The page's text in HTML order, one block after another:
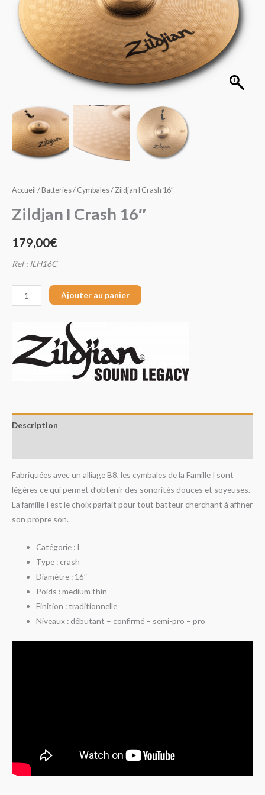
Accueil / Batteries/ Cymbales/ Zildjan I Crash 16″
Zildjan I Crash 16″
179,00€
Ref : ILH16C
Ajouter au panier
Description
Fabriquées avec un alliage B8, les cymbales de la Famille I sont
légères ce qui permet d’obtenir des sonorités douces et soyeuses.
La famille I est le choix parfait pour tout batteur cherchant à affiner
son propre son.
Catégorie : I
Type : crash
Diamètre : 16″
Poids : medium thin
Finition : traditionnelle
Niveaux : débutant – confirmé – semi-pro – pro